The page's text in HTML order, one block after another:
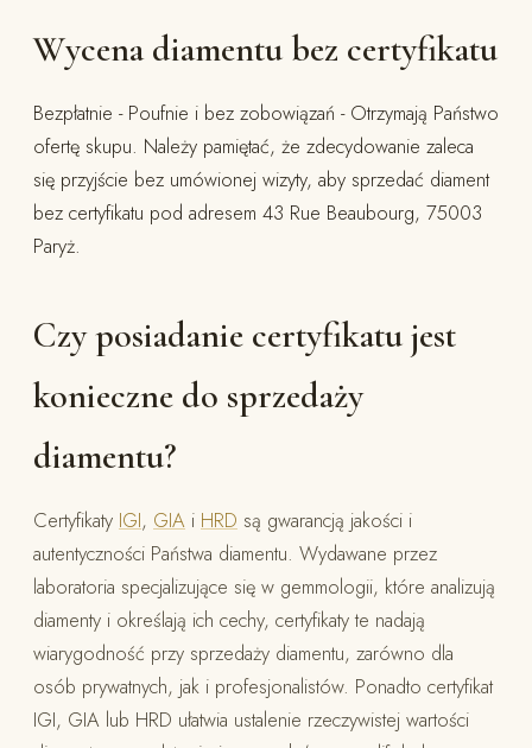
Wycena diamentu bez certyfikatu
Bezpłatnie - Poufnie i bez zobowiązań - Otrzymają Państwo
ofertę skupu. Należy pamiętać, że zdecydowanie zaleca
się przyjście bez umówionej wizyty, aby sprzedać diament
bez certyfikatu pod adresem 43 Rue Beaubourg, 75003
Paryż.
Czy posiadanie certyfikatu jest
konieczne do sprzedaży
diamentu?
Certyfikaty IGI, GIA i HRD są gwarancją jakości i
autentyczności Państwa diamentu. Wydawane przez
laboratoria specjalizujące się w gemmologii, które analizują
diamenty i określają ich cechy, certyfikaty te nadają
wiarygodność przy sprzedaży diamentu, zarówno dla
osób prywatnych, jak i profesjonalistów. Ponadto certyfikat
IGI, GIA lub HRD ułatwia ustalenie rzeczywistej wartości